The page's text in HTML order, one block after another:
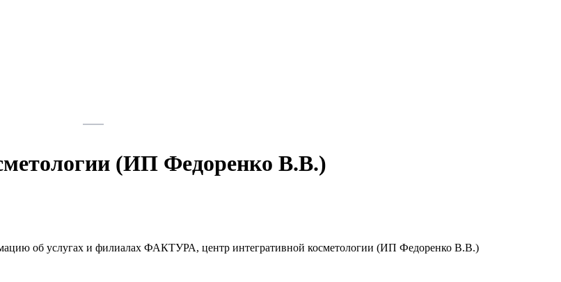
(ИП Федоренко В.В.)
об услугах и филиалах ФАКТУРА, центр интегративной косметологии (ИП Федоренко В.В.)